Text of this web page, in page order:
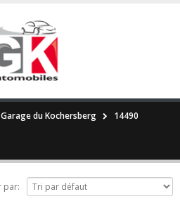
du Kochersberg 14490
par: